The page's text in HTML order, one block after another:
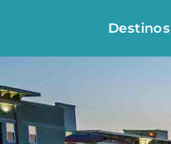
Destinos